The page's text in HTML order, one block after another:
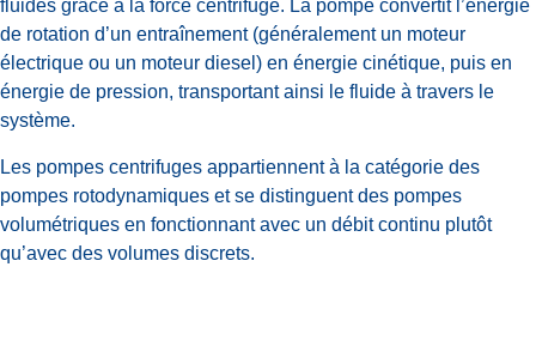
fluides grâce à la force centrifuge. La pompe convertit l’énergie
de rotation d’un entraînement (généralement un moteur
électrique ou un moteur diesel) en énergie cinétique, puis en
énergie de pression, transportant ainsi le fluide à travers le
système.
Les pompes centrifuges appartiennent à la catégorie des
pompes rotodynamiques et se distinguent des pompes
volumétriques en fonctionnant avec un débit continu plutôt
qu’avec des volumes discrets.